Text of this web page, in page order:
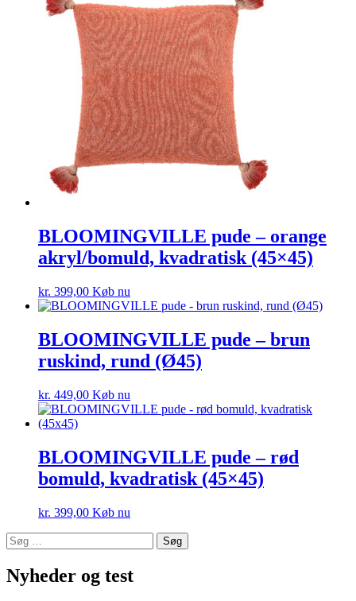
BLOOMINGVILLE pude – orange
akryl/bomuld, kvadratisk (45×45)
kr. 399,00 Køb nu
BLOOMINGVILLE pude – brun
ruskind, rund (Ø45)
kr. 449,00 Køb nu
BLOOMINGVILLE pude – rød
bomuld, kvadratisk (45×45)
kr. 399,00 Køb nu
Søg
efter:
Nyheder og test